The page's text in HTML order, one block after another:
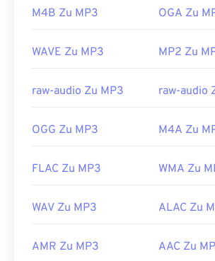
der Ransomware TeslaCrypt 3.0
die Lösegeld in Bitcoins forderte,
Bedrohung mehr darstellt.
Experts Group
https://en.wikipedia.org/wiki/MP3
a/music-player-application-
M4B Zu MP3 OGA Zu
WAVE Zu MP3 MP2 Zu
raw-audio Zu MP3 raw-audio
OGG Zu MP3 M4A Zu
FLAC Zu MP3 WMA Zu
WAV Zu MP3 ALAC Zu
AMR Zu MP3 AAC Zu